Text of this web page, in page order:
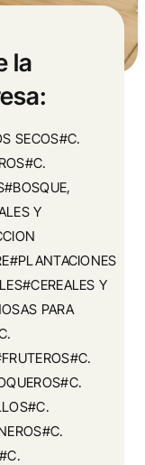
la
SECOS#C.
Y
Y
PARA